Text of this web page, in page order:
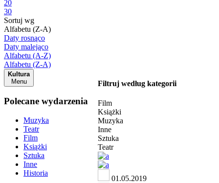
20
30
Sortuj wg
Alfabetu (Z-A)
Daty rosnąco
Daty malejąco
Alfabetu (A-Z)
Alfabetu (Z-A)
Kultura
Menu
Polecane wydarzenia
Muzyka
Teatr
Film
Książki
Sztuka
Inne
Historia
Filtruj według kategorii
Film
Książki
Muzyka
Inne
Sztuka
Teatr
01.05.2019